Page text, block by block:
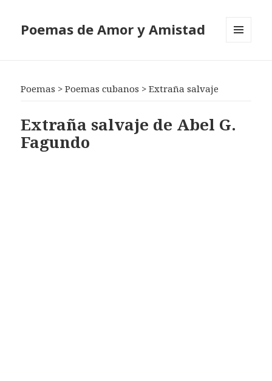
Poemas de Amor y Amistad
Poemas >Poemas cubanos >Extraña salvaje
Extraña salvaje de Abel G.
Fagundo